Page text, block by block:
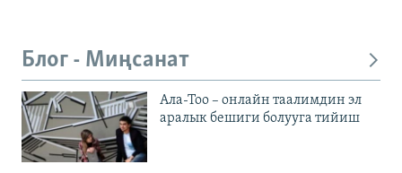
Блог - Миңсанат
Ала-Тоо – онлайн таалимдин эл
аралык бешиги болууга тийиш